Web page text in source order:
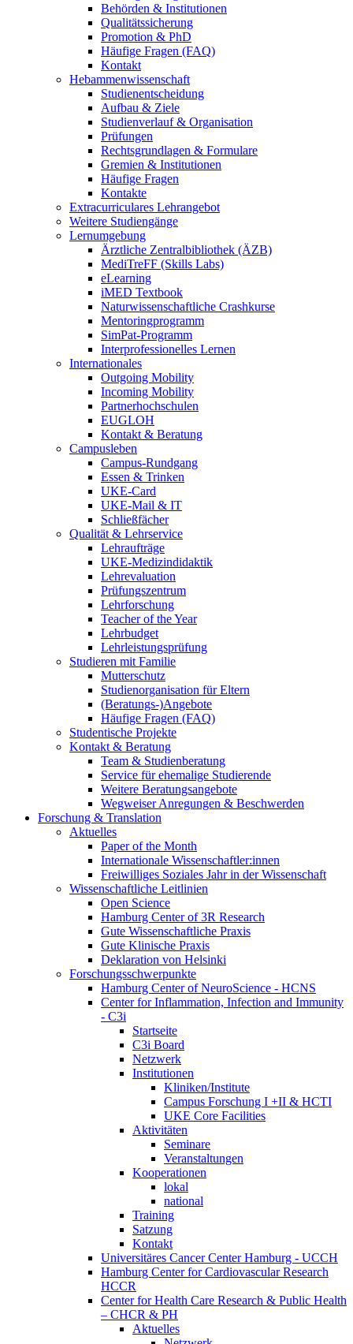
Behörden & Institutionen
Qualitätssicherung
Promotion & PhD
Häufige Fragen (FAQ)
Kontakt
Hebammenwissenschaft
Studienentscheidung
Aufbau & Ziele
Studienverlauf & Organisation
Prüfungen
Rechtsgrundlagen & Formulare
Gremien & Institutionen
Häufige Fragen
Kontakte
Extracurriculares Lehrangebot
Weitere Studiengänge
Lernumgebung
Ärztliche Zentralbibliothek (ÄZB)
MediTreFF (Skills Labs)
eLearning
iMED Textbook
Naturwissenschaftliche Crashkurse
Mentoringprogramm
SimPat-Programm
Interprofessionelles Lernen
Internationales
Outgoing Mobility
Incoming Mobility
Partnerhochschulen
EUGLOH
Kontakt & Beratung
Campusleben
Campus-Rundgang
Essen & Trinken
UKE-Card
UKE-Mail & IT
Schließfächer
Qualität & Lehrservice
Lehraufträge
UKE-Medizindidaktik
Lehrevaluation
Prüfungszentrum
Lehrforschung
Teacher of the Year
Lehrbudget
Lehrleistungsprüfung
Studieren mit Familie
Mutterschutz
Studienorganisation für Eltern
(Beratungs-)Angebote
Häufige Fragen (FAQ)
Studentische Projekte
Kontakt & Beratung
Team & Studienberatung
Service für ehemalige Studierende
Weitere Beratungsangebote
Wegweiser Anregungen & Beschwerden
Forschung & Translation
Aktuelles
Paper of the Month
Internationale Wissenschaftler:innen
Freiwilliges Soziales Jahr in der Wissenschaft
Wissenschaftliche Leitlinien
Open Science
Hamburg Center of 3R Research
Gute Wissenschaftliche Praxis
Gute Klinische Praxis
Deklaration von Helsinki
Forschungsschwerpunkte
Hamburg Center of NeuroScience - HCNS
Center for Inflammation, Infection and Immunity
- C3i
Startseite
C3i Board
Netzwerk
Institutionen
Kliniken/Institute
Campus Forschung I +II & HCTI
UKE Core Facilities
Aktivitäten
Seminare
Veranstaltungen
Kooperationen
lokal
national
Training
Satzung
Kontakt
Universitäres Cancer Center Hamburg - UCCH
Hamburg Center for Cardiovascular Research
HCCR
Center for Health Care Research & Public Health
– CHCR & PH
Aktuelles